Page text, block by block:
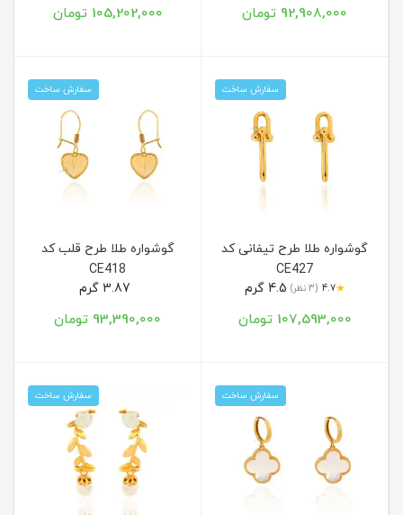
92,908,000 تومان 105,202,000 تومان
سفارش ساخت
گوشواره طلا طرح تیفانی کد
CE427
★
4.7 (3 نظر)
107,593,000 تومان
سفارش ساخت
گوشواره طلا طرح قلب کد
CE418
93,390,000 تومان
سفارش ساخت سفارش ساخت